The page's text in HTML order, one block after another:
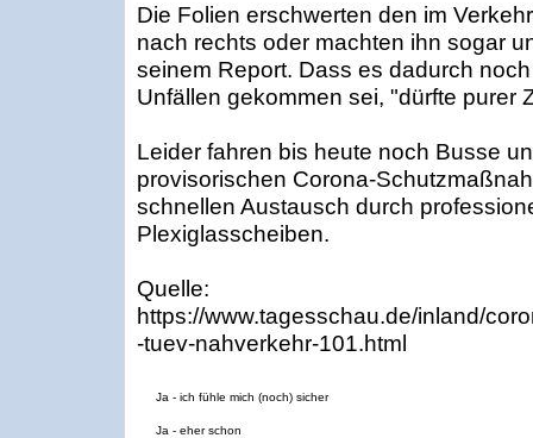
Die Folien erschwerten den im
nach rechts oder machten ihn sogar
seinem Report. Dass es dadurch
Unfällen gekommen sei, "dürfte purer
Leider fahren bis heute noch Busse
provisorischen Corona-
schnellen Austausch durch
Plexiglasscheiben.
Quelle:
https://www.tagesschau.de/inland/
-tuev-nahverkehr-101.html
Ja - ich fühle mich (noch) sicher
Ja - eher schon